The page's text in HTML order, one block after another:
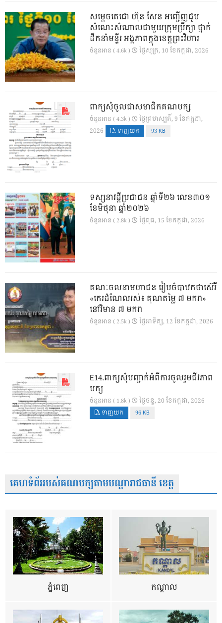
សម្តេចតេជោ ហ៊ុន សែន អញ្ជើញជួប
សំណេះសំណាលជាមួយក្រុមប្រឹក្សា ថ្នាក់
ដឹកនាំមន្ទីរ អង្គភាពក្នុងខេត្តព្រះវិហារ
ចំនួនអាន ( 4.6k ) ថ្ងៃ​សុក្រ, 10 ខែ​កក្កដា, 2026
ពាក្យសុំចូលជាសមាជិកគណបក្ស
ចំនួនអាន ( 4.3k )
ថ្ងៃ​ព្រហស្បតិ៍, 9 ខែ​កក្កដា,
2026
ទាញយក 93 KB
ទស្សនាវដ្ដីប្រជាជន ឆ្នាំទី២៦ លេខ៣០១
ខែមិថុនា ឆ្នាំ២០២៦
ចំនួនអាន ( 2.8k ) ថ្ងៃ​ពុធ, 15 ខែ​កក្កដា, 2026
គណៈចលនាមហាជន រៀបចំបាឋកថាស៊េរី
«កេរដំណែលរស់៖ គុណតម្លៃ ៧ មករា»
នៅវិមាន ៧ មករា
ចំនួនអាន ( 2.5k ) ថ្ងៃ​អាទិត្យ, 12 ខែ​កក្កដា, 2026
E14.ពាក្យសុំបញ្ជាក់អំពីការចូលរួមជីវភាព
បក្ស
ចំនួនអាន ( 1.8k ) ថ្ងៃ​ចន្ទ, 20 ខែ​កក្កដា, 2026
ទាញយក 96 KB
គេហទំព័ររបស់គណបក្សតាមបណ្តារាជធានី ខេត្ត
ភ្នំពេញ កណ្តាល